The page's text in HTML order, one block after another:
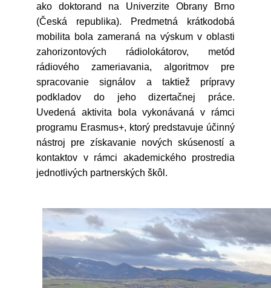
ako doktorand na Univerzite Obrany Brno
(Česká republika). Predmetná krátkodobá
mobilita bola zameraná na výskum v oblasti
zahorizontových rádiolokátorov, metód
rádiového zameriavania, algoritmov pre
spracovanie signálov a taktiež prípravy
podkladov do jeho dizertačnej práce.
Uvedená aktivita bola vykonávaná v rámci
programu Erasmus+, ktorý predstavuje účinný
nástroj pre získavanie nových skúseností a
kontaktov v rámci akademického prostredia
jednotlivých partnerských škôl.